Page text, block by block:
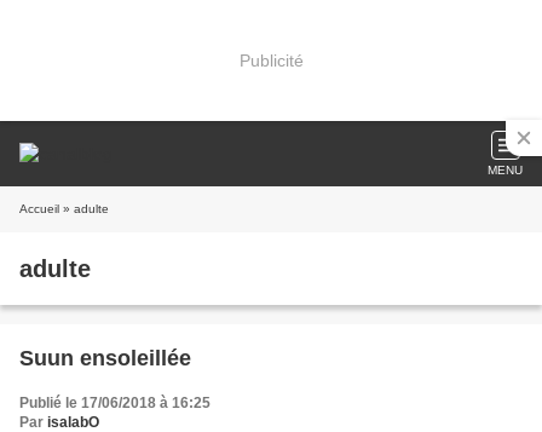
Publicité
MENU
Accueil » adulte
adulte
Suun ensoleillée
Publié le 17/06/2018 à 16:25
Par isalabO